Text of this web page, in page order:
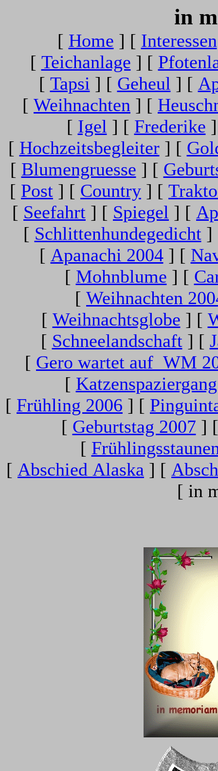
in
[ Home ] [ Interessen
[ Teichanlage ] [
[ Tapsi ] [ Geheul ] [
[ Weihnachten ] [
[ Igel ] [ Frederike ]
[ Hochzeitsbegleiter] [
[ Blumengruesse ] [
[ Post ] [ Country ] [
[ Seefahrt ] [ Spiegel ] [
[ Schlittenhundegedicht]
[ Apanachi 2004] [
[ Mohnblume ] [
[ Weihnachten
[ Weihnachtsglobe ] [
[ Schneelandschaft] [
[ Gero wartet auf WM
[ Katzenspaziergang
[ Frühling 2006 ] [
[ Geburtstag 2007 ]
[
[ Abschied Alaska ] [
[ in